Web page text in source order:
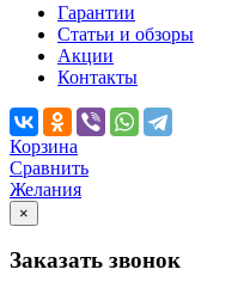
Гарантии
Статьи и обзоры
Акции
Контакты
Корзина
Сравнить
Желания
×
Заказать звонок